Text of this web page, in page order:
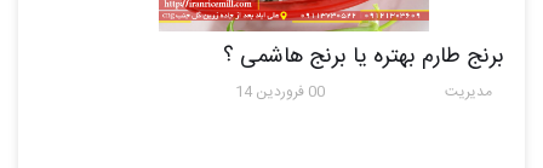
برنج طارم بهتره یا برنج هاشمی ؟
مدیریت 00 فروردین 14